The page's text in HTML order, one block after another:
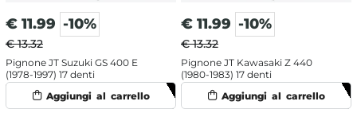
€ 11.99 -10%
€ 13.32
Pignone JT Suzuki GS 400 E
(1978-1997) 17 denti
€ 11.99 -10%
€ 13.32
Pignone JT Kawasaki Z 440
(1980-1983) 17 denti